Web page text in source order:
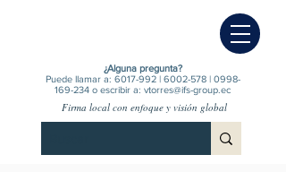
¿Alguna pregunta?
Puede llamar a: 6017-992| 6002-578| 0998-
169-234 o escribir a: vtorres@ifs-group.ec
Firma local con enfoque y visión global